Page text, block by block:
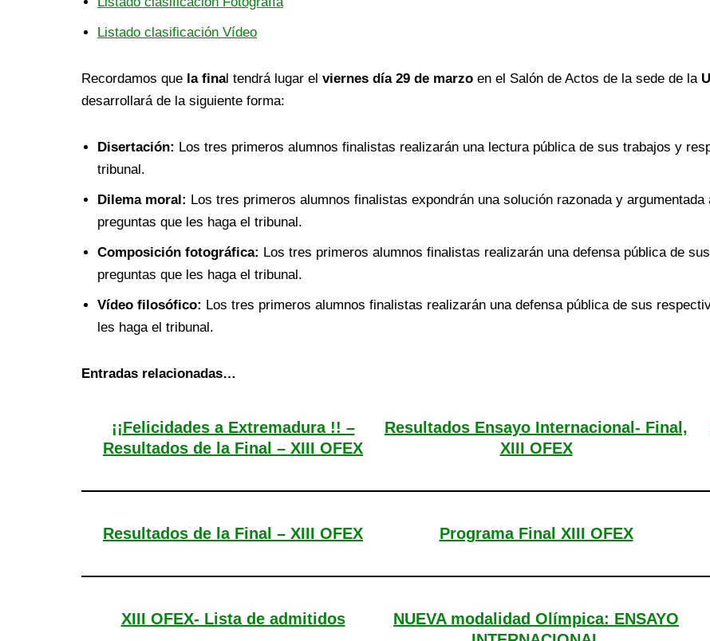
Listado clasificación Vídeo
Recordamos que la final tendrá lugar el viernes día 29 de marzo en el Salón de Actos de la sede de la
desarrollará de la siguiente forma:
Disertación: Los tres primeros alumnos finalistas realizarán una lectura pública de sus trabajos y
tribunal.
Dilema moral: Los tres primeros alumnos finalistas expondrán una solución razonada y
preguntas que les haga el tribunal.
Composición fotográfica: Los tres primeros alumnos finalistas realizarán una defensa pública de
preguntas que les haga el tribunal.
Vídeo filosófico: Los tres primeros alumnos finalistas realizarán una defensa pública de sus
les haga el tribunal.
Entradas relacionadas…
¡¡Felicidades a Extremadura !! –
Resultados de la Final – XIII OFEX
Resultados Ensayo Internacional- Final,
XIII OFEX
Resultados de la Final – XIII OFEX Programa Final XIII OFEX
XIII OFEX- Lista de admitidos
NUEVA modalidad Olímpica: ENSAYO